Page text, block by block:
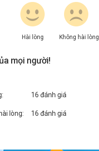
Hài lòng Không hài lòng
mọi người!
16 đánh giá
lòng: 16 đánh giá